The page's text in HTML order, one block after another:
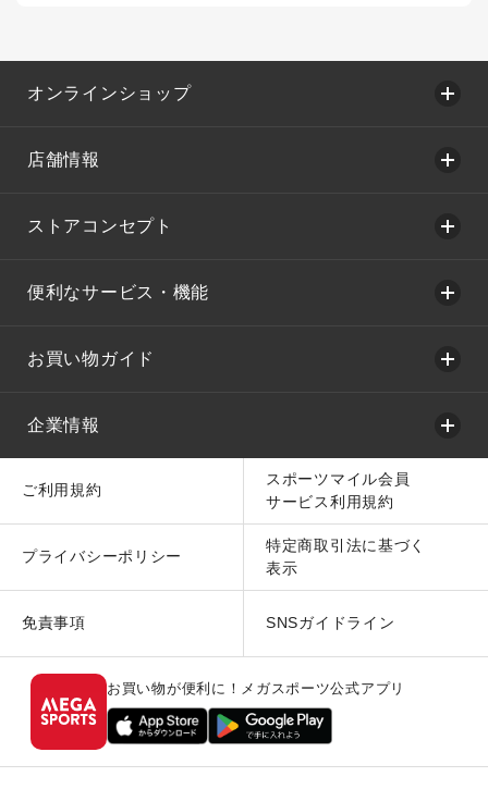
オンラインショップ
店舗情報
ストアコンセプト
便利なサービス・機能
お買い物ガイド
企業情報
ご利用規約
スポーツマイル会員
サービス利用規約
プライバシーポリシー
特定商取引法に基づく
表示
免責事項 SNSガイドライン
お買い物が便利に！メガスポーツ公式アプリ